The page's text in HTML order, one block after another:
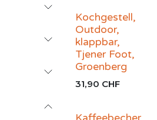
Kochgestell,
Outdoor,
klappbar,
Tjener Foot,
Groenberg
31,90 CHF